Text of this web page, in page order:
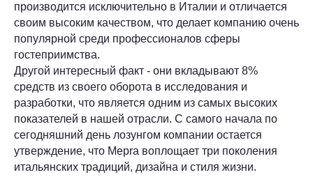
производится исключительно в Италии и отличается
своим высоким качеством, что делает компанию очень
популярной среди профессионалов сферы
гостеприимства.
Другой интересный факт - они вкладывают 8%
средств из своего оборота в исследования и
разработки, что является одним из самых высоких
показателей в нашей отрасли. С самого начала по
сегодняшний день лозунгом компании остается
утверждение, что Mepra воплощает три поколения
итальянских традиций, дизайна и стиля жизни.